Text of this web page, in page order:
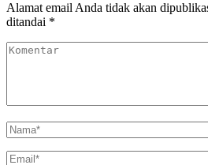
Alamat email Anda tidak akan
ditandai *